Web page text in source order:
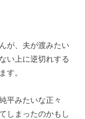
が、夫が渡みたい
い上に逆切れする
す。
平みたいな正々
しまったのかもし